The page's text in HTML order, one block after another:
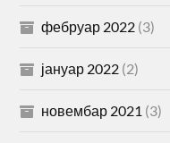
фебруар 2022 (3)
јануар 2022 (2)
новембар 2021 (3)